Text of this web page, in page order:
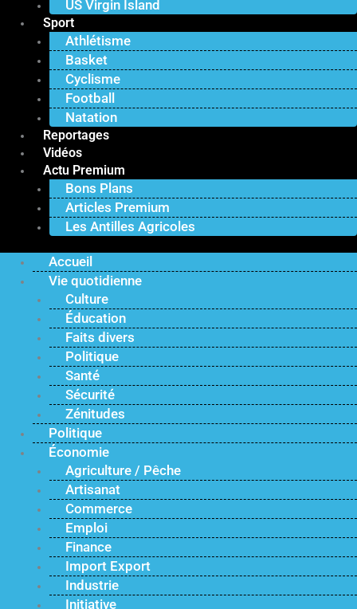
US Virgin Island
Sport
Athlétisme
Basket
Cyclisme
Football
Natation
Reportages
Vidéos
Actu Premium
Bons Plans
Articles Premium
Les Antilles Agricoles
Accueil
Vie quotidienne
Culture
Éducation
Faits divers
Politique
Santé
Sécurité
Zénitudes
Politique
Économie
Agriculture / Pêche
Artisanat
Commerce
Emploi
Finance
Import Export
Industrie
Initiative